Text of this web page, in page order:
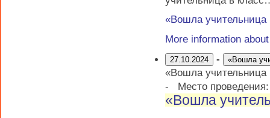
«Вошла
More information
27.10.2024 - «Вошла
«Вошла
-
Место
«Вошла